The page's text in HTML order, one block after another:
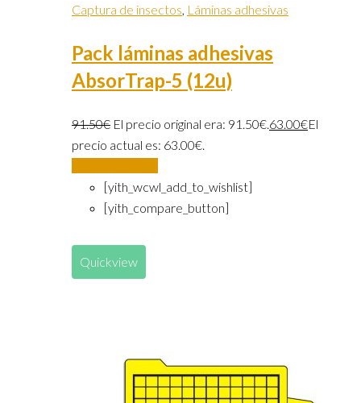
Captura de insectos Láminas adhesivas
Pack láminas adhesivas
AbsorTrap-5 (12u)
91.50€ El precio original era: 91.50€. 63.00€El
precio actual es: 63.00€.
[yith_wcwl_add_to_wishlist]
[yith_compare_button]
Quickview